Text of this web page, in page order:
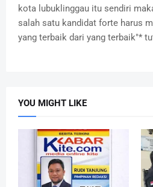
kota lubuklinggau itu sendiri
salah satu kandidat forte harus
yang terbaik dari yang terbaik"*
YOU MIGHT LIKE